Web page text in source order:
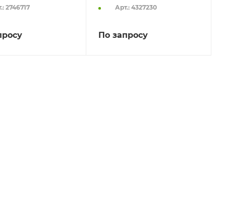
2746717 Арт.: 4327230
По запросу